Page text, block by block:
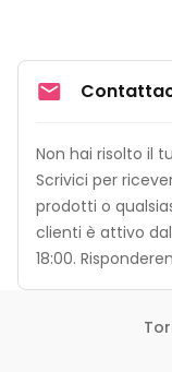
Non hai risolto il
Scrivici per
prodotti o
clienti è attivo
18:00.